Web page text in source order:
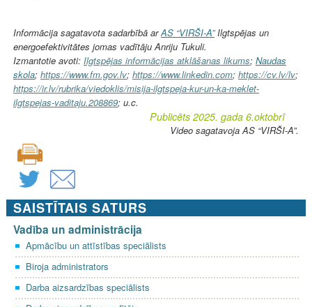
Informācija sagatavota sadarbībā arAS “VIRŠI-A”Ilgtspējas un
energoefektivitātes jomas vadītāju Anriju Tukuli.
Izmantotie avoti: Ilgtspējas informācijas atklāšanas likums; Naudas
skola; https://www.fm.gov.lv; https://www.linkedin.com; https://cv.lv/lv;
https://ir.lv/rubrika/viedoklis/misija-ilgtspeja-kur-un-ka-meklet-
ilgtspejas-vaditaju.208869; u.c.
Publicēts 2025. gada 6.oktobrī
Video sagatavoja AS “VIRŠI-A”.
SAISTĪTAIS SATURS
Vadība un administrācija
Apmācību un attīstības speciālists
Biroja administrators
Darba aizsardzības speciālists